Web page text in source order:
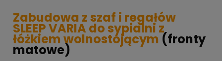
Zabudowa z szaf i regałów
SLEEP VARIA do sypialni z
łóżkiem wolnostojącym (fronty
matowe)